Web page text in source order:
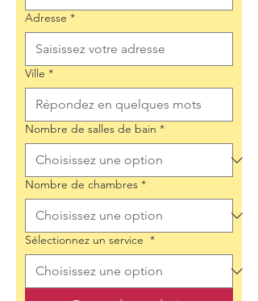
Adresse *
Ville *
Nombre de salles de bain *
Nombre de chambres *
Sélectionnez un service *